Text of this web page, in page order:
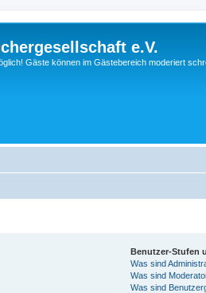
e.V.
Gäste können im Gästebereich moderiert
Benutzer-Stufen
Was sind
Was sind
Was sind